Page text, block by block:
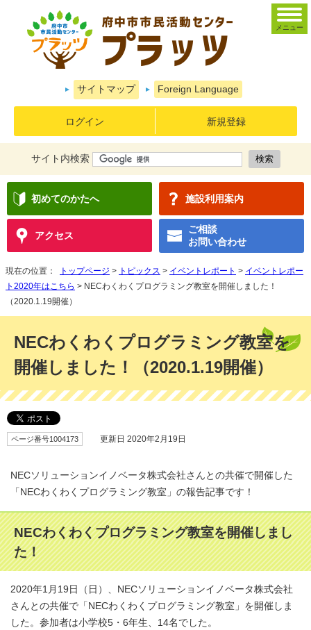
サイトマップ Foreign Language
ログイン 新規登録
サイト内検索
初めてのかたへ 施設利用案内
アクセス
ご相談
お問い合わせ
メニュー
現在の位置： トップページ > トピックス > イベントレポート > イベントレポー
ト2020年はこちら > NECわくわくプログラミング教室を開催しました！
（2020.1.19開催）
NECわくわくプログラミング教室を
開催しました！（2020.1.19開催）
ページ番号1004173 更新日 2020年2月19日
NECソリューションイノベータ株式会社さんとの共催で開催した
「NECわくわくプログラミング教室」の報告記事です！
NECわくわくプログラミング教室を開催しまし
た！
2020年1月19日（日）、NECソリューションイノベータ株式会社
さんとの共催で「NECわくわくプログラミング教室」を開催しま
した。参加者は小学校5・6年生、14名でした。